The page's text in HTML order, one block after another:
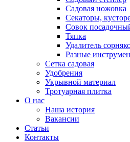
Садовая ножовка
Секаторы,
Совок
Тяпка
Удалитель
Разные
Сетка садовая
Удобрения
Укрывной материал
Тротуарная плитка
О нас
Наша история
Вакансии
Статьи
Контакты